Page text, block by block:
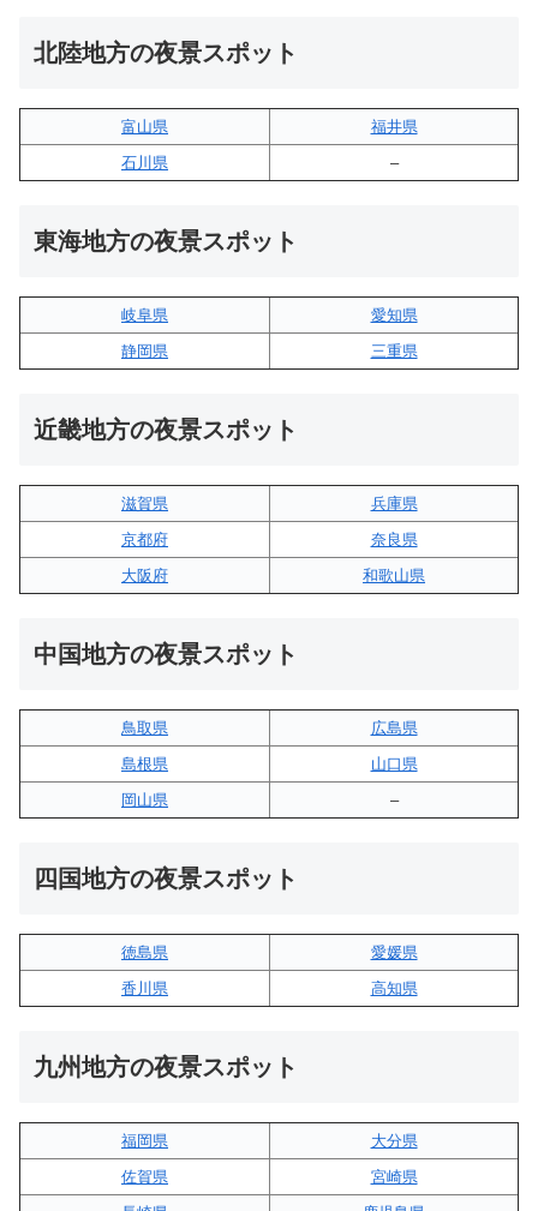
北陸地方の夜景スポット
富山県
福井県
石川県
–
東海地方の夜景スポット
岐阜県
愛知県
静岡県
三重県
近畿地方の夜景スポット
滋賀県
兵庫県
京都府
奈良県
大阪府
和歌山県
中国地方の夜景スポット
鳥取県
広島県
島根県
山口県
岡山県
–
四国地方の夜景スポット
徳島県
愛媛県
香川県
高知県
九州地方の夜景スポット
福岡県
大分県
佐賀県
宮崎県